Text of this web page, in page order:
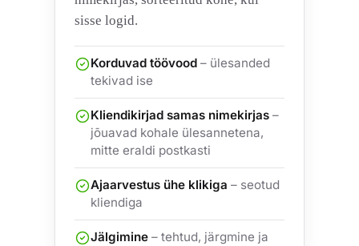
sisse logid.
Korduvad töövood – ülesanded
tekivad ise
Kliendikirjad samas nimekirjas –
jõuavad kohale ülesannetena,
mitte eraldi postkasti
Ajaarvestus ühe klikiga – seotud
kliendiga
Jälgimine – tehtud, järgmine ja